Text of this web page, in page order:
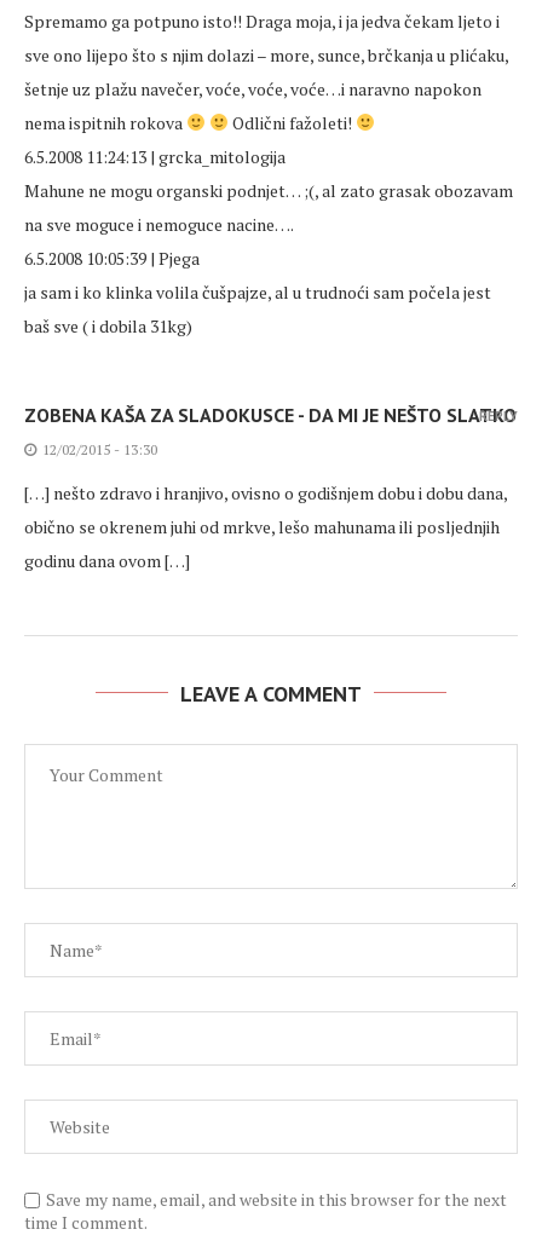
Spremamo ga potpuno isto!! Draga moja, i ja jedva čekam ljeto i
sve ono lijepo što s njim dolazi – more, sunce, brčkanja u plićaku,
šetnje uz plažu navečer, voće, voće, voće…i naravno napokon
nema ispitnih rokova
Odlični fažoleti!
6.5.2008 11:24:13 | grcka_mitologija
Mahune ne mogu organski podnjet… ;(, al zato grasak obozavam
na sve moguce i nemoguce nacine….
6.5.2008 10:05:39 | Pjega
ja sam i ko klinka volila čušpajze, al u trudnoći sam počela jest
baš sve ( i dobila 31kg)
ZOBENA KAŠA ZA SLADOKUSCE - DA MI JE NEŠTO SLATKO
12/02/2015 - 13:30
[…] nešto zdravo i hranjivo, ovisno o godišnjem dobu i dobu dana,
obično se okrenem juhi od mrkve, lešo mahunama ili posljednjih
godinu dana ovom […]
REPLY
LEAVE A COMMENT
Save my name, email, and website in this browser for the next
time I comment.